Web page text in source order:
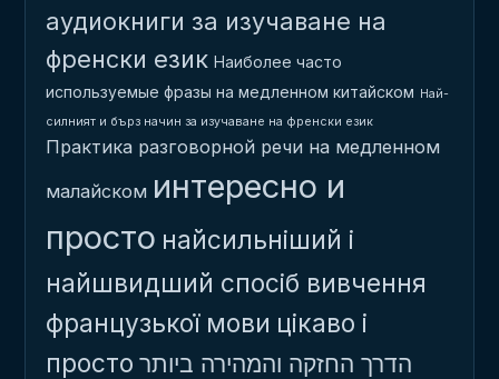
аудиокниги за изучаване на
френски език Наиболее часто
используемые фразы на медленном китайском Най-
силният и бърз начин за изучаване на френски език
Практика разговорной речи на медленном
малайском интересно и
просто найсильніший і
найшвидший спосіб вивчення
французької мови цікаво і
просто הדרך החזקה והמהירה ביותר